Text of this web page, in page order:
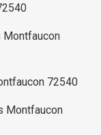
Montfaucon
72540
Montfaucon